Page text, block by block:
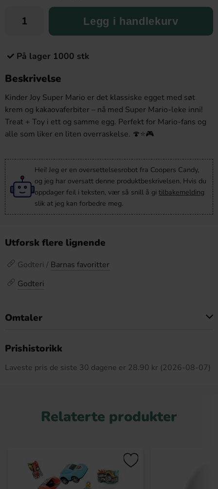
Legg i handlekurv
På lager 1000 stk
Beskrivelse
Kinder Joy Super Mario er det klassiske egget med søt
krem og kakaovaferbiter – nå med Super Mario-leke inni!
Treat + Toy i ett og samme egg. Perfekt for Mario-fans og
alle som liker en liten overraskelse. 🍄⭐🎮
Hei! Jeg er en oversettelsesrobot fra Coopers Candy,
og jeg har oversatt denne produktbeskrivelsen. Hvis du
oppdager feil i teksten, vær så snill å gi tilbakemelding
slik at jeg kan forbedre meg.
Utforsk flere lignende
Godteri / Barnas favoritter
Godteri
Omtaler
Prishistorikk
Laveste pris de siste 30 dagene er 28.90 kr (2026-08-07)
Relaterte produkter